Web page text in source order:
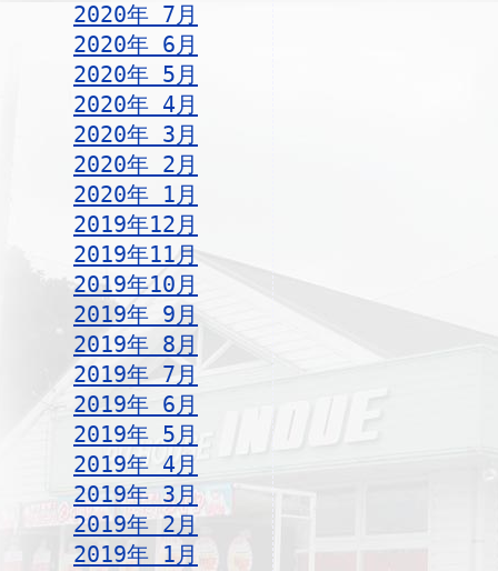
2020年 7月
2020年 6月
2020年 5月
2020年 4月
2020年 3月
2020年 2月
2020年 1月
2019年12月
2019年11月
2019年10月
2019年 9月
2019年 8月
2019年 7月
2019年 6月
2019年 5月
2019年 4月
2019年 3月
2019年 2月
2019年 1月